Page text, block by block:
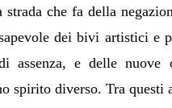
strada che fa della
dei bivi artistici e
assenza, e delle nuove
spirito diverso. Tra questi